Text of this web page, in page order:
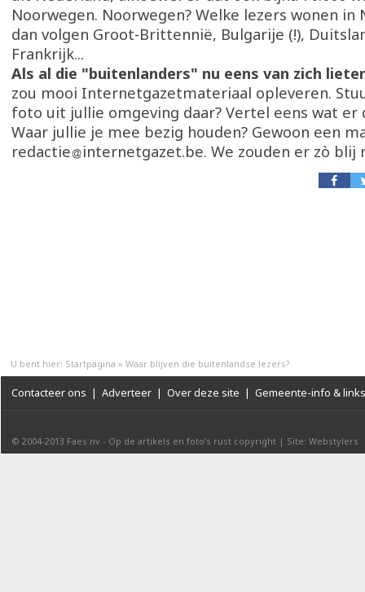
Noorwegen. Noorwegen? Welke lezers wonen in
dan volgen Groot-Brittennië, Bulgarije (!),
Frankrijk...
Als al die "buitenlanders" nu eens van zich
zou mooi Internetgazetmateriaal opleveren.
foto uit jullie omgeving daar? Vertel eens wat er
Waar jullie je mee bezig houden? Gewoon een
redactie
internetgazet.be. We zouden er zò blij
U bent hier: Startpagina » Waar blijven die buitenlandse lezers?
Contacteer ons | Adverteer | Over deze site | Gemeente-info & links
© 2004-2013 Faes nv - Op de artikels en foto’s rust copyright | Site: Webstylers